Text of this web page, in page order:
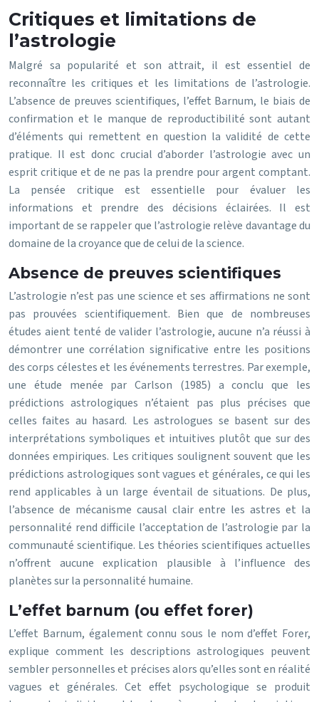
Critiques et limitations de
l’astrologie
Malgré sa popularité et son attrait, il est essentiel de
reconnaître les critiques et les limitations de l’astrologie.
L’absence de preuves scientifiques, l’effet Barnum, le biais de
confirmation et le manque de reproductibilité sont autant
d’éléments qui remettent en question la validité de cette
pratique. Il est donc crucial d’aborder l’astrologie avec un
esprit critique et de ne pas la prendre pour argent comptant.
La pensée critique est essentielle pour évaluer les
informations et prendre des décisions éclairées. Il est
important de se rappeler que l’astrologie relève davantage du
domaine de la croyance que de celui de la science.
Absence de preuves scientifiques
L’astrologie n’est pas une science et ses affirmations ne sont
pas prouvées scientifiquement. Bien que de nombreuses
études aient tenté de valider l’astrologie, aucune n’a réussi à
démontrer une corrélation significative entre les positions
des corps célestes et les événements terrestres. Par exemple,
une étude menée par Carlson (1985) a conclu que les
prédictions astrologiques n’étaient pas plus précises que
celles faites au hasard. Les astrologues se basent sur des
interprétations symboliques et intuitives plutôt que sur des
données empiriques. Les critiques soulignent souvent que les
prédictions astrologiques sont vagues et générales, ce qui les
rend applicables à un large éventail de situations. De plus,
l’absence de mécanisme causal clair entre les astres et la
personnalité rend difficile l’acceptation de l’astrologie par la
communauté scientifique. Les théories scientifiques actuelles
n’offrent aucune explication plausible à l’influence des
planètes sur la personnalité humaine.
L’effet barnum (ou effet forer)
L’effet Barnum, également connu sous le nom d’effet Forer,
explique comment les descriptions astrologiques peuvent
sembler personnelles et précises alors qu’elles sont en réalité
vagues et générales. Cet effet psychologique se produit